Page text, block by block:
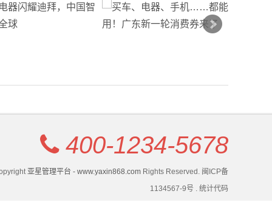
400-1234-5678
亚星管理平台 - www.yaxin868.com Rights Reserved. 闽ICP备
1134567-9号 . 统计代码